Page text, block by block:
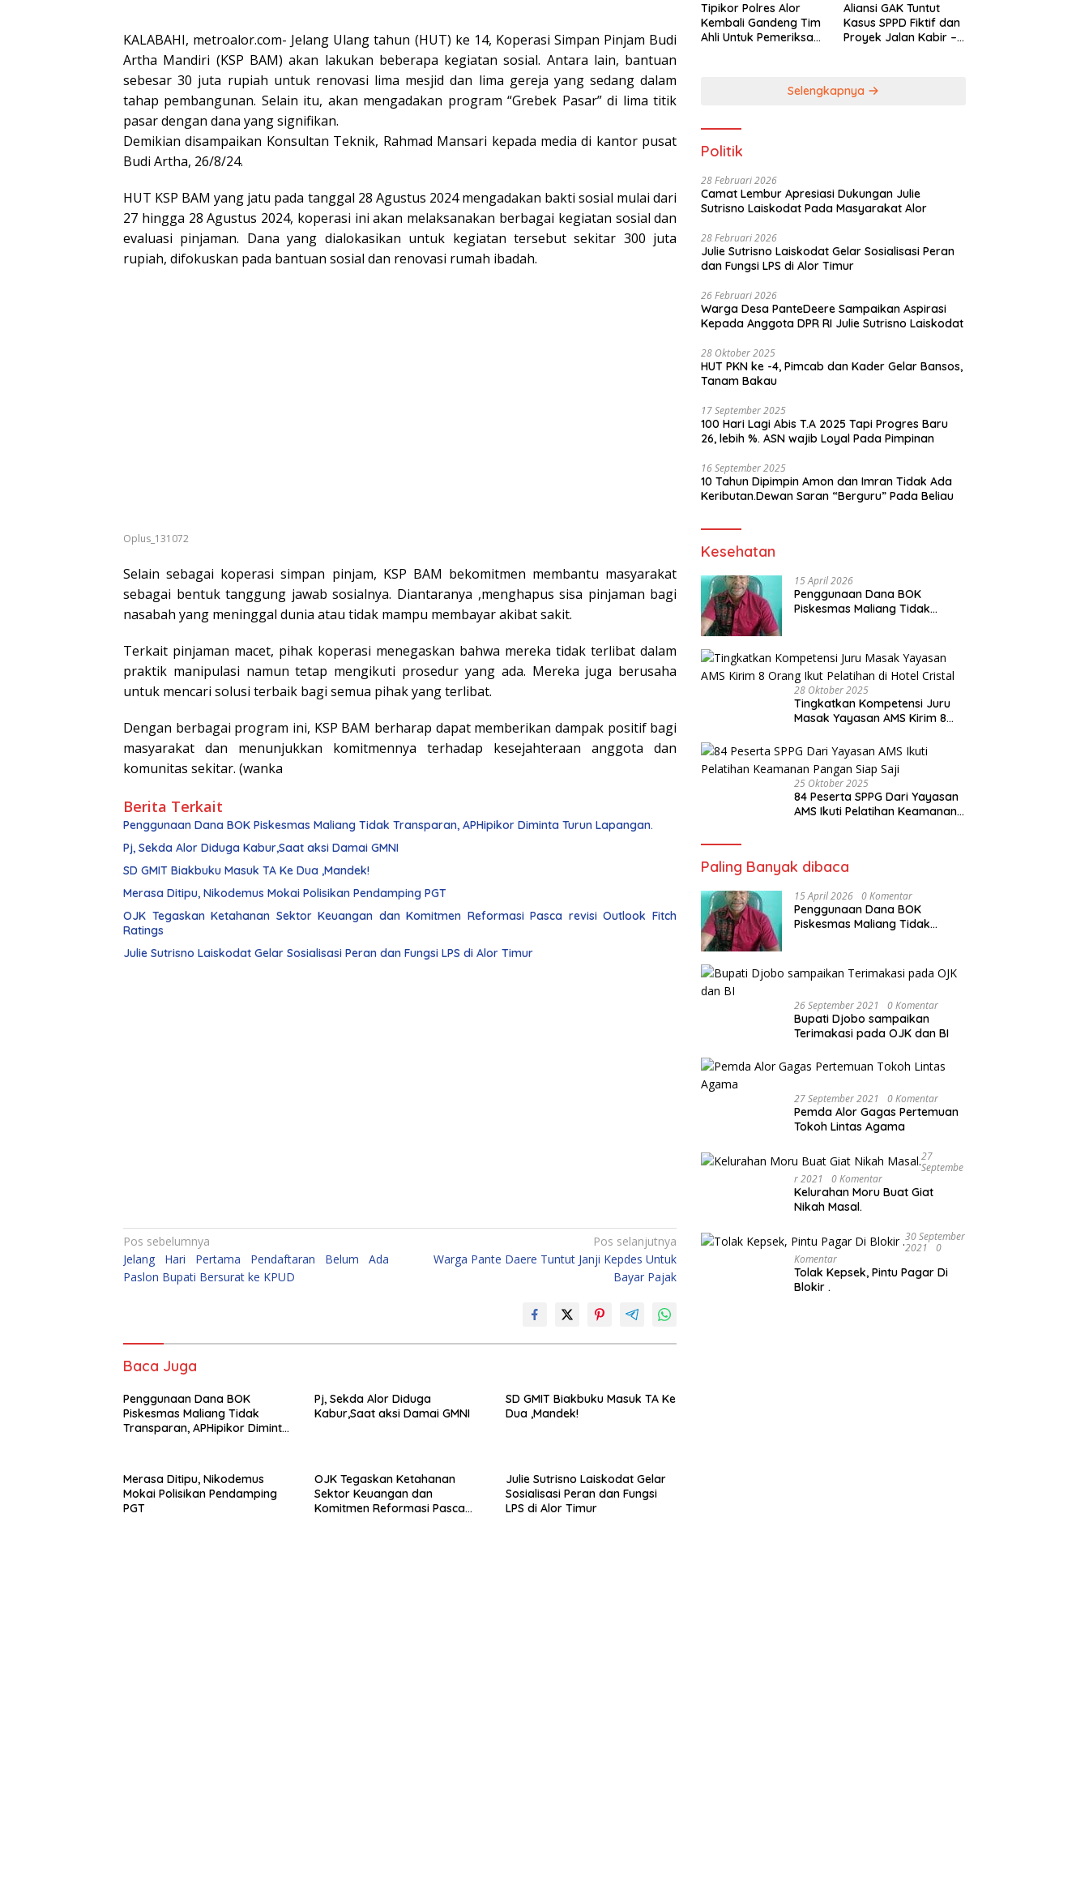
KALABAHI, metroalor.com- Jelang Ulang tahun (HUT) ke 14, Koperasi Simpan Pinjam Budi
Artha Mandiri (KSP BAM) akan lakukan beberapa kegiatan sosial. Antara lain, bantuan
sebesar 30 juta rupiah untuk renovasi lima mesjid dan lima gereja yang sedang dalam
tahap pembangunan. Selain itu, akan mengadakan program “Grebek Pasar” di lima titik
pasar dengan dana yang signifikan.
Demikian disampaikan Konsultan Teknik, Rahmad Mansari kepada media di kantor pusat
Budi Artha, 26/8/24.
HUT KSP BAM yang jatu pada tanggal 28 Agustus 2024 mengadakan bakti sosial mulai dari
27 hingga 28 Agustus 2024, koperasi ini akan melaksanakan berbagai kegiatan sosial dan
evaluasi pinjaman. Dana yang dialokasikan untuk kegiatan tersebut sekitar 300 juta
rupiah, difokuskan pada bantuan sosial dan renovasi rumah ibadah.
Oplus_131072
Selain sebagai koperasi simpan pinjam, KSP BAM bekomitmen membantu masyarakat
sebagai bentuk tanggung jawab sosialnya. Diantaranya ,menghapus sisa pinjaman bagi
nasabah yang meninggal dunia atau tidak mampu membayar akibat sakit.
Terkait pinjaman macet, pihak koperasi menegaskan bahwa mereka tidak terlibat dalam
praktik manipulasi namun tetap mengikuti prosedur yang ada. Mereka juga berusaha
untuk mencari solusi terbaik bagi semua pihak yang terlibat.
Dengan berbagai program ini, KSP BAM berharap dapat memberikan dampak positif bagi
masyarakat dan menunjukkan komitmennya terhadap kesejahteraan anggota dan
komunitas sekitar. (wanka
Berita Terkait
Penggunaan Dana BOK Piskesmas Maliang Tidak Transparan, APHipikor Diminta Turun Lapangan.
Pj, Sekda Alor Diduga Kabur,Saat aksi Damai GMNI
SD GMIT Biakbuku Masuk TA Ke Dua ,Mandek!
Merasa Ditipu, Nikodemus Mokai Polisikan Pendamping PGT
OJK Tegaskan Ketahanan Sektor Keuangan dan Komitmen Reformasi Pasca revisi Outlook Fitch
Ratings
Julie Sutrisno Laiskodat Gelar Sosialisasi Peran dan Fungsi LPS di Alor Timur
Navigasi
pos
Pos sebelumnya
Jelang Hari Pertama Pendaftaran Belum Ada
Paslon Bupati Bersurat ke KPUD
Pos selanjutnya
Warga Pante Daere Tuntut Janji Kepdes Untuk
Bayar Pajak
Baca Juga
Penggunaan Dana BOK
Piskesmas Maliang Tidak
Transparan, APHipikor Diminta
Pj, Sekda Alor Diduga
Kabur,Saat aksi Damai GMNI
SD GMIT Biakbuku Masuk TA Ke
Dua ,Mandek!
Merasa Ditipu, Nikodemus
Mokai Polisikan Pendamping
PGT
OJK Tegaskan Ketahanan
Sektor Keuangan dan
Komitmen Reformasi Pasca
Julie Sutrisno Laiskodat Gelar
Sosialisasi Peran dan Fungsi
LPS di Alor Timur
Tipikor Polres Alor
Kembali Gandeng Tim
Ahli Untuk Pemeriksa
Aliansi GAK Tuntut
Kasus SPPD Fiktif dan
Proyek Jalan Kabir –
Selengkapnya
Politik
28 Februari 2026
Camat Lembur Apresiasi Dukungan Julie
Sutrisno Laiskodat Pada Masyarakat Alor
28 Februari 2026
Julie Sutrisno Laiskodat Gelar Sosialisasi Peran
dan Fungsi LPS di Alor Timur
26 Februari 2026
Warga Desa PanteDeere Sampaikan Aspirasi
Kepada Anggota DPR RI Julie Sutrisno Laiskodat
28 Oktober 2025
HUT PKN ke -4, Pimcab dan Kader Gelar Bansos,
Tanam Bakau
17 September 2025
100 Hari Lagi Abis T.A 2025 Tapi Progres Baru
26, lebih %. ASN wajib Loyal Pada Pimpinan
16 September 2025
10 Tahun Dipimpin Amon dan Imran Tidak Ada
Keributan.Dewan Saran “Berguru” Pada Beliau
Kesehatan
15 April 2026
Penggunaan Dana BOK
Piskesmas Maliang Tidak
28 Oktober 2025
Tingkatkan Kompetensi Juru
Masak Yayasan AMS Kirim 8
Cristal
25 Oktober 2025
84 Peserta SPPG Dari Yayasan
AMS Ikuti Pelatihan Keamanan
Paling Banyak dibaca
15 April 2026 0 Komentar
Penggunaan Dana BOK
Piskesmas Maliang Tidak
26 September 2021 0 Komentar
Bupati Djobo sampaikan
Terimakasi pada OJK dan BI
27 September 2021 0 Komentar
Pemda Alor Gagas Pertemuan
Tokoh Lintas Agama
27
Septembe
R 2021
0 Komentar
Kelurahan Moru Buat Giat
Nikah Masal.
30 September
2021
0
Komentar
Tolak Kepsek, Pintu Pagar Di
Blokir .